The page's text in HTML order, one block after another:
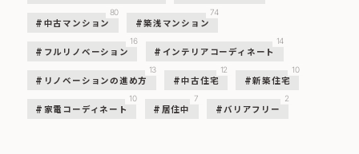
中古マンション
80
築浅マンション
74
フルリノベーション
16
インテリアコーディネート
14
リノベーションの進め方
13
中古住宅
12
新築住宅
10
家電コーディネート
10
居住中
7
バリアフリー
2